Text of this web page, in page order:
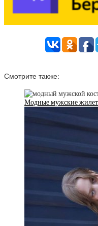
Смотрите также:
Модные мужские